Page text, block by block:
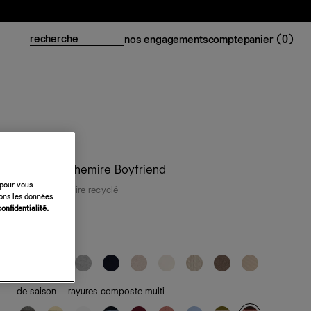
nos engagementscomptepanier (0)
Pull en cachemire Boyfriend
95 % cachemire recyclé
218 €
de saison— rayures composte multi
vous
les données